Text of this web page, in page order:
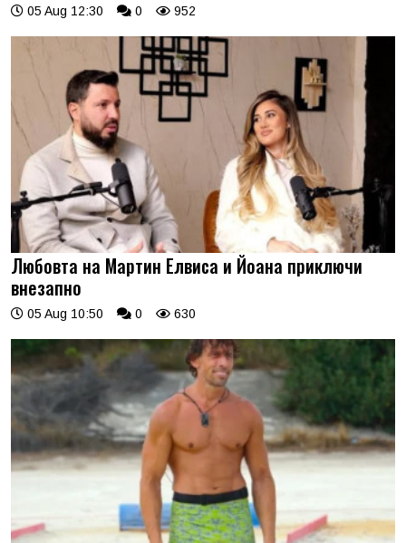
05 Aug 12:30 0 952
Любовта на Мартин Елвиса и Йоана приключи
внезапно
05 Aug 10:50 0 630